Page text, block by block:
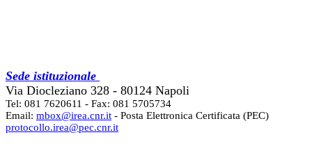
Sede istituzionale
Via Diocleziano 328 - 80124 Napoli
Tel: 081 7620611 - Fax: 081 5705734
Email: mbox@irea.cnr.it - Posta Elettronica Certificata (PEC)
protocollo.irea@pec.cnr.it